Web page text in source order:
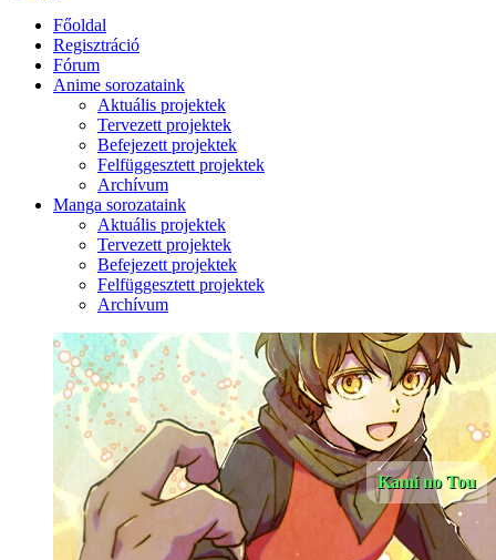
Főoldal
Regisztráció
Fórum
Anime sorozataink
Aktuális projektek
Tervezett projektek
Befejezett projektek
Felfüggesztett projektek
Archívum
Manga sorozataink
Aktuális projektek
Tervezett projektek
Befejezett projektek
Felfüggesztett projektek
Archívum
Kami no Tou